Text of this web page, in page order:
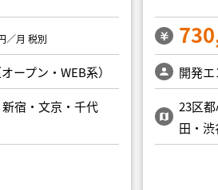
／月 税別
ープン・WEB系）
宿・文京・千代
開発エ
23区
田・渋